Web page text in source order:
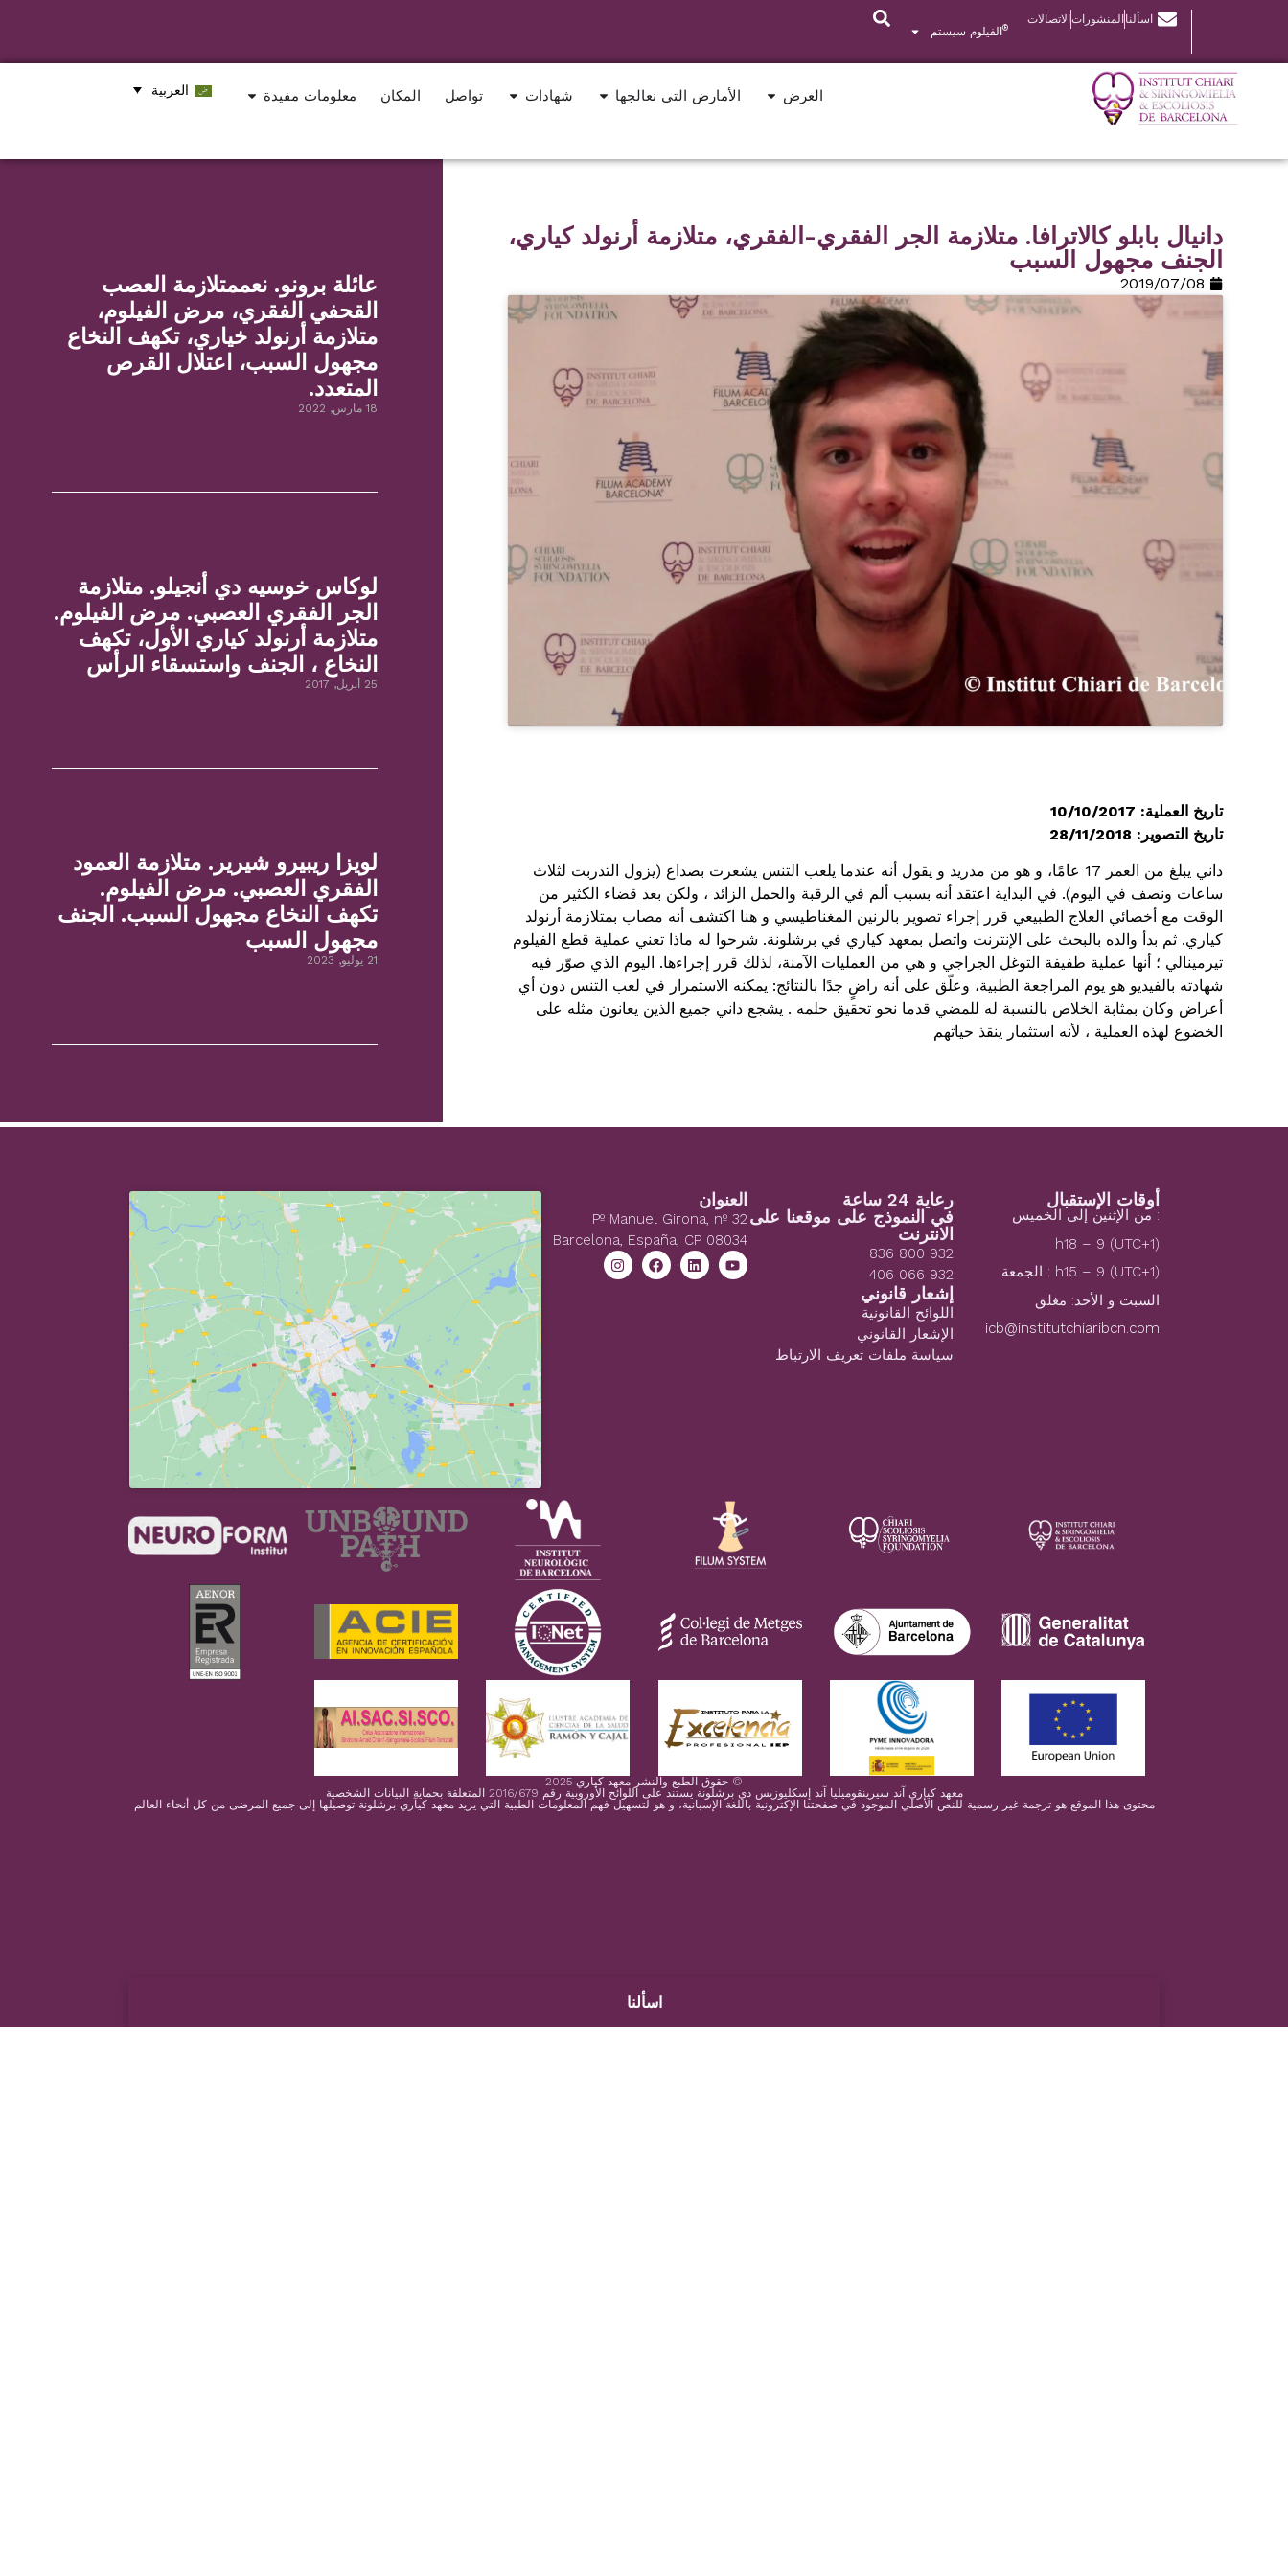
اسألنا المنشورات الاتصالات
® الفيلوم سيستم
العرض الأمارض التي نعالجها شهادات تواصل المكان معلومات مفيدة العربية
دانيال بابلو كالاترافا. متلازمة الجر الفقري-الفقري، متلازمة أرنولد كياري،
الجنف مجهول السبب
08‏/07‏/2019
تاريخ العملية: 10/10/2017
تاريخ التصوير: 28/11/2018
داني يبلغ من العمر 17 عامًا، و هو من مدريد و يقول أنه عندما يلعب التنس يشعرت بصداع (يزول التدربت لثلاث
ساعات ونصف في اليوم). في البداية اعتقد أنه بسبب ألم في الرقبة والحمل الزائد ، ولكن بعد قضاء الكثير من
الوقت مع أخصائي العلاج الطبيعي قرر إجراء تصوير بالرنين المغناطيسي و هنا اكتشف أنه مصاب بمتلازمة أرنولد
كياري. ثم بدأ والده بالبحث على الإنترنت واتصل بمعهد كياري في برشلونة. شرحوا له ماذا تعني عملية قطع الفيلوم
تيرمينالي ؛ أنها عملية طفيفة التوغل الجراجي و هي من العمليات الآمنة، لذلك قرر إجراءها. اليوم الذي صوّر فيه
شهادته بالفيديو هو يوم المراجعة الطبية، وعلّق على أنه راضٍ جدًا بالنتائج: يمكنه الاستمرار في لعب التنس دون أي
أعراض وكان بمثابة الخلاص بالنسبة له للمضي قدما نحو تحقيق حلمه . يشجع داني جميع الذين يعانون مثله على
الخضوع لهذه العملية ، لأنه استثمار ينقذ حياتهم
عائلة برونو. نعممتلازمة العصب
القحفي الفقري، مرض الفيلوم،
متلازمة أرنولد خياري، تكهف النخاع
مجهول السبب، اعتلال القرص
المتعدد.
18 مارس, 2022
لوكاس خوسيه دي أنجيلو. متلازمة
الجر الفقري العصبي. مرض الفيلوم.
متلازمة أرنولد كياري الأول، تكهف
النخاع ، الجنف واستسقاء الرأس
25 أبريل, 2017
لويزا ريبيرو شيرير. متلازمة العمود
الفقري العصبي. مرض الفيلوم.
تكهف النخاع مجهول السبب. الجنف
مجهول السبب
21 يوليو, 2023
أوقات الإستقبال
: من الإثنين إلى الخميس
(1+UTC) h18 – 9
(1+UTC) h15 – 9 : الجمعة
السبت و الأحد: مغلق
icb@institutchiaribcn.com
رعاية 24 ساعة
في النموذج على موقعنا على
الانترنت
932 800 836
932 066 406
إشعار قانوني
اللوائح القانونية
الإشعار القانوني
سياسة ملفات تعريف الارتباط
العنوان
Pº Manuel Girona, nº 32
Barcelona, España, CP 08034
© حقوق الطبع والنشر معهد كياري 2025
معهد كياري آند سيرينقوميليا آند إسكليوزيس دي برشلونة يستند على اللوائح الأوروبية رقم 2016/679 المتعلقة بحماية البيانات الشخصية
محتوى هذا الموقع هو ترجمة غير رسمية للنص الأصلي الموجود في صفحتنا الإكترونية باللغة الإسبانية، و هو لتسهيل فهم المعلومات الطبية التي يريد معهد كيآري برشلونة توصيلها إلى جميع المرضى من كل أنحاء العالم
اسألنا